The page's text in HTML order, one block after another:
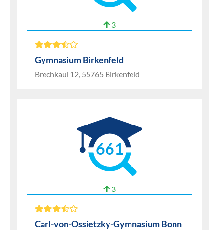
3
Gymnasium Birkenfeld
Brechkaul 12, 55765 Birkenfeld
661
3
Carl-von-Ossietzky-Gymnasium Bonn